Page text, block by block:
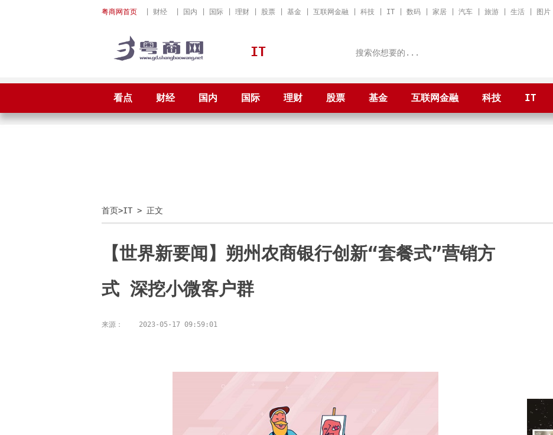
粤商网首页 财经 国内 国际 理财 股票 基金 互联网金融 科技 IT 数码 家居 汽车 旅游 生活 图片
IT
看点 财经 国内 国际 理财 股票 基金 互联网金融 科技 IT
首页>IT > 正文
【世界新要闻】朔州农商银行创新“套餐式”营销方
式 深挖小微客户群
来源： 2023-05-17 09:59:01